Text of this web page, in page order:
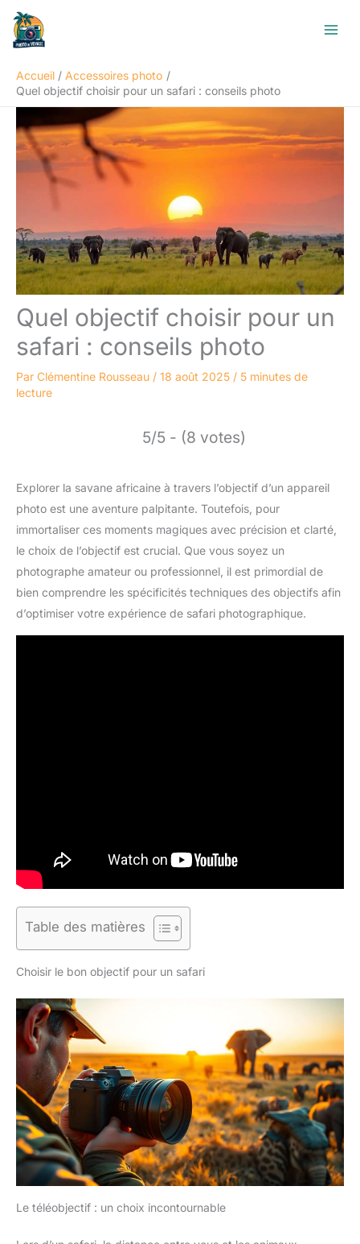
Aller
contenu
Accueil
Accessoires photo
Quel objectif choisir pour un safari : conseils photo
Quel objectif choisir pour un
safari : conseils photo
Par Clémentine Rousseau / 18 août 2025 / 5 minutes de
lecture
5/5 - (8 votes)
Explorer la savane africaine à travers l’objectif d’un appareil
photo est une aventure palpitante. Toutefois, pour
immortaliser ces moments magiques avec précision et clarté,
le choix de l’objectif est crucial. Que vous soyez un
photographe amateur ou professionnel, il est primordial de
bien comprendre les spécificités techniques des objectifs afin
d’optimiser votre expérience de safari photographique.
Table des matières
Choisir le bon objectif pour un safari
Le téléobjectif : un choix incontournable
R
e
h
c